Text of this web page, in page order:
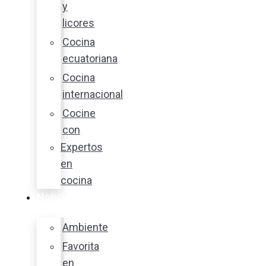
y
licores
Cocina
ecuatoriana
Cocina
internacional
Cocine
con
Expertos
en
cocina
Ambiente
Favorita
en